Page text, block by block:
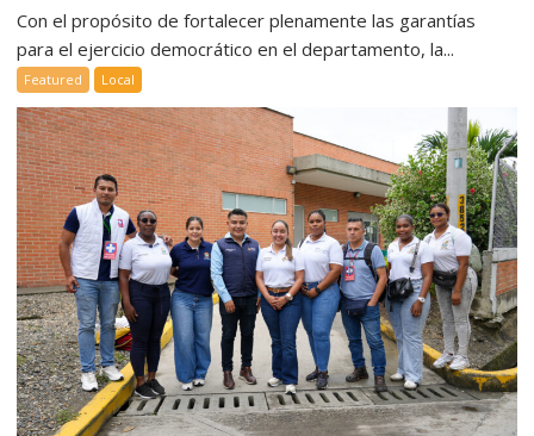
Con el propósito de fortalecer plenamente las garantías
para el ejercicio democrático en el departamento, la...
Featured Local